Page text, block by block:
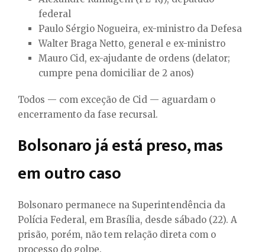
federal
Paulo Sérgio Nogueira, ex-ministro da Defesa
Walter Braga Netto, general e ex-ministro
Mauro Cid, ex-ajudante de ordens (delator;
cumpre pena domiciliar de 2 anos)
Todos — com exceção de Cid — aguardam o
encerramento da fase recursal.
Bolsonaro já está preso, mas
em outro caso
Bolsonaro permanece na Superintendência da
Polícia Federal, em Brasília, desde sábado (22). A
prisão, porém, não tem relação direta com o
processo do golpe.